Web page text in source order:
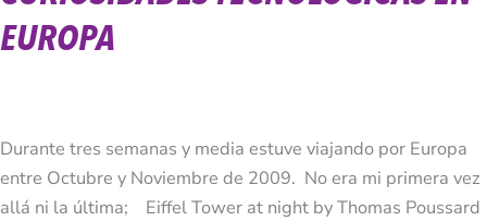
EUROPA
Durante tres semanas y media estuve viajando por Europa
entre Octubre y Noviembre de 2009. No era mi primera vez
allá ni la última; Eiffel Tower at night by Thomas Poussard
en